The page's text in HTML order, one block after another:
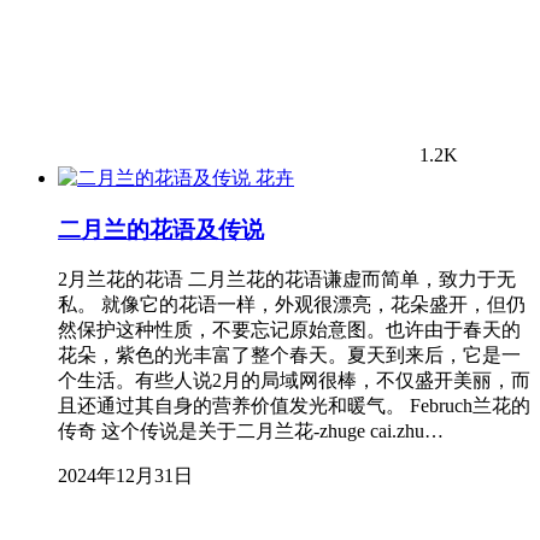
1.2K
花卉
二月兰的花语及传说
2月兰花的花语 二月兰花的花语谦虚而简单，致力于无
私。 就像它的花语一样，外观很漂亮，花朵盛开，但仍
然保护这种性质，不要忘记原始意图。也许由于春天的
花朵，紫色的光丰富了整个春天。夏天到来后，它是一
个生活。有些人说2月的局域网很棒，不仅盛开美丽，而
且还通过其自身的营养价值发光和暖气。 Februch兰花的
传奇 这个传说是关于二月兰花-zhuge cai.zhu…
2024年12月31日